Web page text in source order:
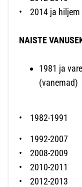
•
2014 ja hiljem
NAISTE
1981 ja
(vanemad)
• 1982-1991
•
1992-2007
•
2008-2009
•
2010-2011
•
2012-2013